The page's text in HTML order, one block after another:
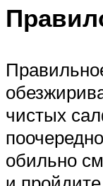
чистых
обильно